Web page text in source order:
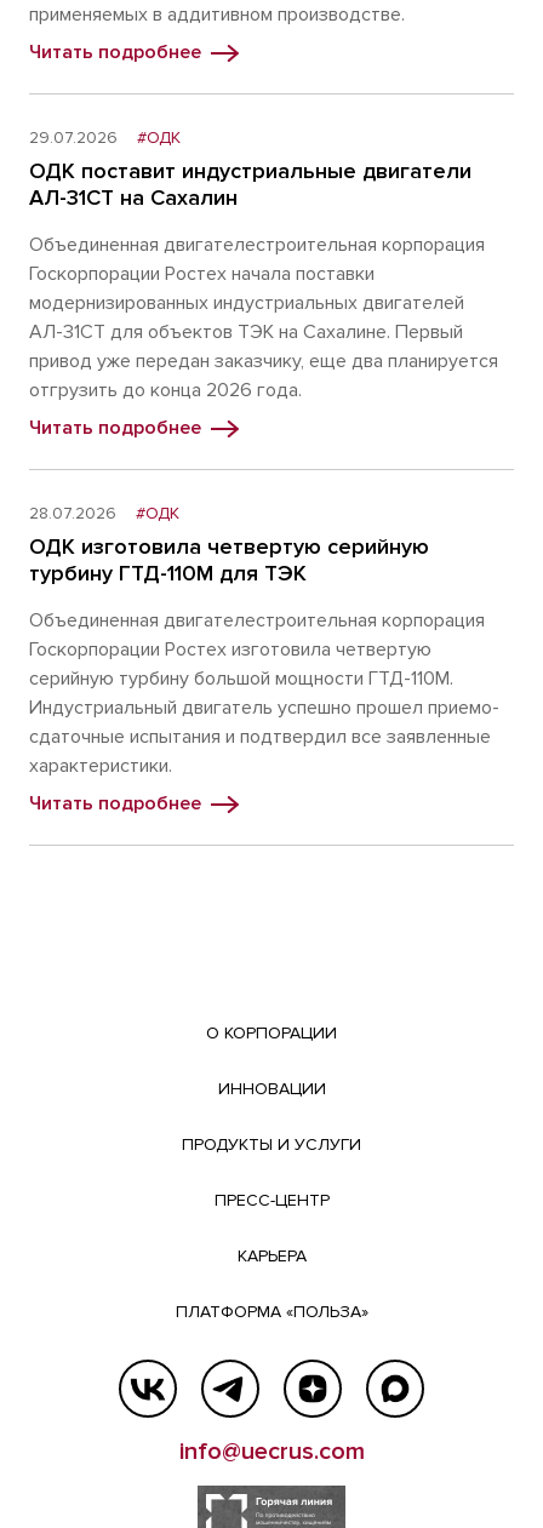
применяемых в аддитивном производстве.
Читать подробнее
29.07.2026 #ОДК
ОДК поставит индустриальные двигатели
АЛ-31СТ на Сахалин
Объединенная двигателестроительная корпорация
Госкорпорации Ростех начала поставки
модернизированных индустриальных двигателей
АЛ-31СТ для объектов ТЭК на Сахалине. Первый
привод уже передан заказчику, еще два планируется
отгрузить до конца 2026 года.
Читать подробнее
28.07.2026 #ОДК
ОДК изготовила четвертую серийную
турбину ГТД-110М для ТЭК
Объединенная двигателестроительная корпорация
Госкорпорации Ростех изготовила четвертую
серийную турбину большой мощности ГТД-110М.
Индустриальный двигатель успешно прошел приемо-
сдаточные испытания и подтвердил все заявленные
характеристики.
Читать подробнее
О КОРПОРАЦИИ
ИННОВАЦИИ
ПРОДУКТЫ И УСЛУГИ
ПРЕСС-ЦЕНТР
КАРЬЕРА
ПЛАТФОРМА «ПОЛЬЗА»
info@uecrus.com